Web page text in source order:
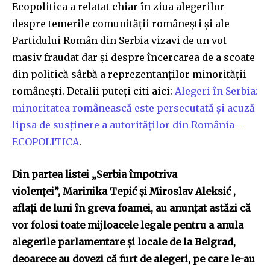
Ecopolitica a relatat chiar în ziua alegerilor
despre temerile comunității românești și ale
Partidului Român din Serbia vizavi de un vot
masiv fraudat dar și despre încercarea de a scoate
din politică sârbă a reprezentanților minorității
românești. Detalii puteți citi aici: Alegeri în Serbia:
minoritatea românească este persecutată și acuză
lipsa de susținere a autorităților din România –
ECOPOLITICA.
Din partea listei „Serbia împotriva
violenței”, Marinika Tepić și Miroslav Aleksić ,
aflați de luni în greva foamei, au anunțat astăzi că
vor folosi toate mijloacele legale pentru a anula
alegerile parlamentare și locale de la Belgrad,
deoarece au dovezi că furt de alegeri, pe care le-au